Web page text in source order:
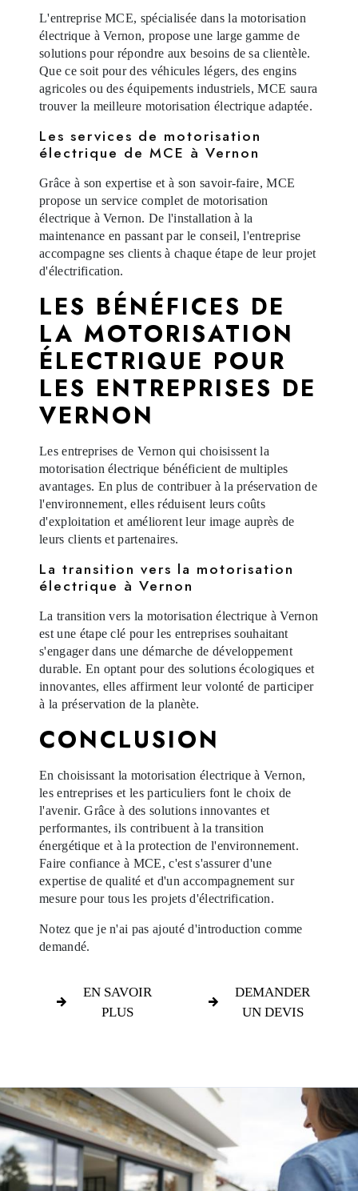
L'entreprise MCE, spécialisée dans la motorisation
électrique à Vernon, propose une large gamme de
solutions pour répondre aux besoins de sa clientèle.
Que ce soit pour des véhicules légers, des engins
agricoles ou des équipements industriels, MCE saura
trouver la meilleure motorisation électrique adaptée.
Les services de motorisation
électrique de MCE à Vernon
Grâce à son expertise et à son savoir-faire, MCE
propose un service complet de motorisation
électrique à Vernon. De l'installation à la
maintenance en passant par le conseil, l'entreprise
accompagne ses clients à chaque étape de leur projet
d'électrification.
LES BÉNÉFICES DE
LA MOTORISATION
ÉLECTRIQUE POUR
LES ENTREPRISES DE
VERNON
Les entreprises de Vernon qui choisissent la
motorisation électrique bénéficient de multiples
avantages. En plus de contribuer à la préservation de
l'environnement, elles réduisent leurs coûts
d'exploitation et améliorent leur image auprès de
leurs clients et partenaires.
La transition vers la motorisation
électrique à Vernon
La transition vers la motorisation électrique à Vernon
est une étape clé pour les entreprises souhaitant
s'engager dans une démarche de développement
durable. En optant pour des solutions écologiques et
innovantes, elles affirment leur volonté de participer
à la préservation de la planète.
CONCLUSION
En choisissant la motorisation électrique à Vernon,
les entreprises et les particuliers font le choix de
l'avenir. Grâce à des solutions innovantes et
performantes, ils contribuent à la transition
énergétique et à la protection de l'environnement.
Faire confiance à MCE, c'est s'assurer d'une
expertise de qualité et d'un accompagnement sur
mesure pour tous les projets d'électrification.
Notez que je n'ai pas ajouté d'introduction comme
demandé.
EN SAVOIR
PLUS
DEMANDER
UN DEVIS